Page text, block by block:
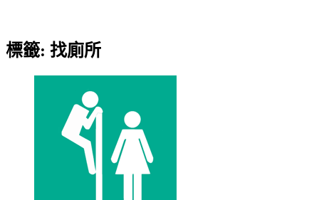
標籤: 找廁所